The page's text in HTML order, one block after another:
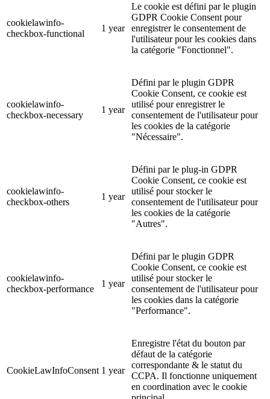
cookielawinfo-
checkbox-functional
1 year
Le cookie est défini par le plugin
GDPR Cookie Consent pour
enregistrer le consentement de
l'utilisateur pour les cookies dans
la catégorie "Fonctionnel".
cookielawinfo-
checkbox-necessary
1 year
Défini par le plugin GDPR
Cookie Consent, ce cookie est
utilisé pour enregistrer le
consentement de l'utilisateur pour
les cookies de la catégorie
"Nécessaire".
cookielawinfo-
checkbox-others
1 year
Défini par le plug-in GDPR
Cookie Consent, ce cookie est
utilisé pour stocker le
consentement de l'utilisateur pour
les cookies de la catégorie
"Autres".
cookielawinfo-
checkbox-performance
1 year
Défini par le plugin GDPR
Cookie Consent, ce cookie est
utilisé pour stocker le
consentement de l'utilisateur pour
les cookies dans la catégorie
"Performance".
CookieLawInfoConsent 1 year
Enregistre l'état du bouton par
défaut de la catégorie
correspondante & le statut du
CCPA. Il fonctionne uniquement
en coordination avec le cookie